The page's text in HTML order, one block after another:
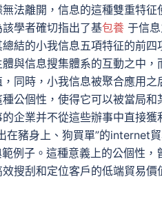
法離開，信息的這種雙重特
學者確切指出了基包養 于信
結的小我信息五項特征的前
與信息搜集體系的互動之中
同時，小我信息被聚合應用
公個性，使得它可以被當局
企業并不從這些辦事中直接
豬身上、狗買單”的internet
例子。這種意義上的公個性，
搜刮和定位客戶的低端貿易